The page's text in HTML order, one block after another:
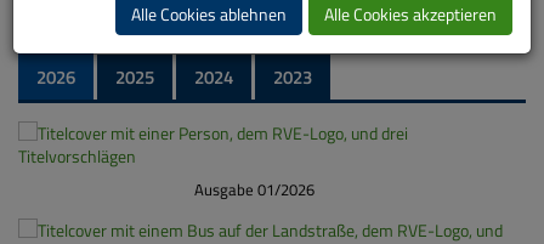
Alle Ausgaben im Überblick:
2026 2025 2024 2023
Ausgabe 01/2026
Alle Cookies ablehnen Alle Cookies akzeptieren